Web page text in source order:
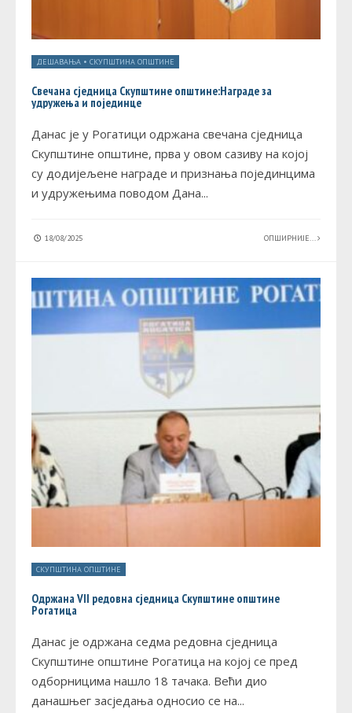
ДЕШАВАЊА • СКУПШТИНА ОПШТИНЕ
Свечана сједница Скупштине општине:Награде за
удружења и појединце
Данас је у Рогатици одржана свечана сједница
Скупштине општине, прва у овом сазиву на којој
су додијељене награде и признања појединцима
и удружењима поводом Дана...
18/08/2025 ОПШИРНИЈЕ...
СКУПШТИНА ОПШТИНЕ
Одржана VII редовна сједница Скупштине општине
Рогатица
Данас је одржана седма редовна сједница
Скупштине општине Рогатица на којој се пред
одборницима нашло 18 тачака. Већи дио
данашњег засједања односио се на...